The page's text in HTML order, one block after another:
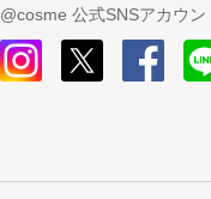
@cosme 公式SNSアカウン